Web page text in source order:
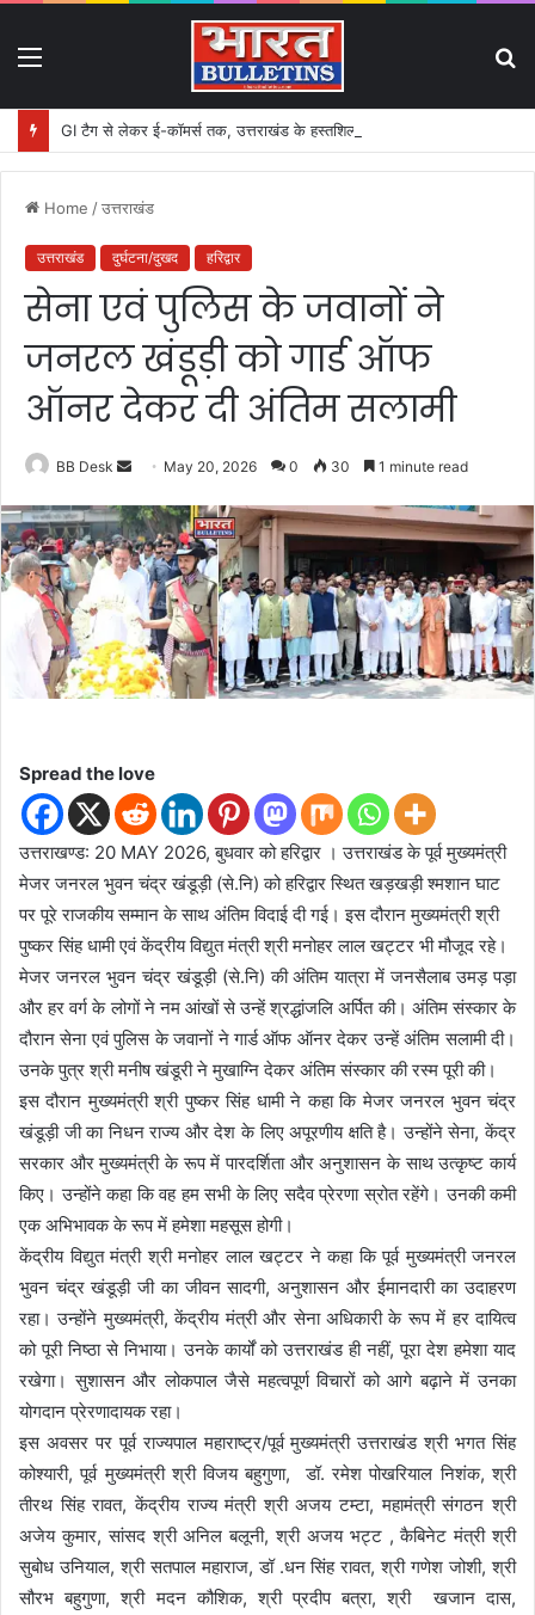
GI टैग से लेकर ई-कॉमर्स तक, उत्तराखंड के हस्तशिल्प को मिलेगा बड़ा बढ़ावा
Home /उत्तराखंड
उत्तराखंड दुर्घटना/दुखद हरिद्वार
सेना एवं पुलिस के जवानों ने
जनरल खंडूड़ी को गार्ड ऑफ
ऑनर देकर दी अंतिम सलामी
BB Desk
n
d
n
m
a
May 20, 2026 0 30 1 minute read
Spread the love
उत्तराखण्ड: 20 MAY 2026, बुधवार को हरिद्वार । उत्तराखंड के पूर्व मुख्यमंत्री
मेजर जनरल भुवन चंद्र खंडूड़ी (से.नि) को हरिद्वार स्थित खड़खड़ी श्मशान घाट
पर पूरे राजकीय सम्मान के साथ अंतिम विदाई दी गई। इस दौरान मुख्यमंत्री श्री
पुष्कर सिंह धामी एवं केंद्रीय विद्युत मंत्री श्री मनोहर लाल खट्टर भी मौजूद रहे।
मेजर जनरल भुवन चंद्र खंडूड़ी (से.नि) की अंतिम यात्रा में जनसैलाब उमड़ पड़ा
और हर वर्ग के लोगों ने नम आंखों से उन्हें श्रद्धांजलि अर्पित की। अंतिम संस्कार के
दौरान सेना एवं पुलिस के जवानों ने गार्ड ऑफ ऑनर देकर उन्हें अंतिम सलामी दी।
उनके पुत्र श्री मनीष खंडूरी ने मुखाग्नि देकर अंतिम संस्कार की रस्म पूरी की।
इस दौरान मुख्यमंत्री श्री पुष्कर सिंह धामी ने कहा कि मेजर जनरल भुवन चंद्र
खंडूड़ी जी का निधन राज्य और देश के लिए अपूरणीय क्षति है। उन्होंने सेना, केंद्र
सरकार और मुख्यमंत्री के रूप में पारदर्शिता और अनुशासन के साथ उत्कृष्ट कार्य
किए। उन्होंने कहा कि वह हम सभी के लिए सदैव प्रेरणा स्रोत रहेंगे। उनकी कमी
एक अभिभावक के रूप में हमेशा महसूस होगी।
केंद्रीय विद्युत मंत्री श्री मनोहर लाल खट्टर ने कहा कि पूर्व मुख्यमंत्री जनरल
भुवन चंद्र खंडूड़ी जी का जीवन सादगी, अनुशासन और ईमानदारी का उदाहरण
रहा। उन्होंने मुख्यमंत्री, केंद्रीय मंत्री और सेना अधिकारी के रूप में हर दायित्व
को पूरी निष्ठा से निभाया। उनके कार्यों को उत्तराखंड ही नहीं, पूरा देश हमेशा याद
रखेगा। सुशासन और लोकपाल जैसे महत्वपूर्ण विचारों को आगे बढ़ाने में उनका
योगदान प्रेरणादायक रहा।
इस अवसर पर पूर्व राज्यपाल महाराष्ट्र/पूर्व मुख्यमंत्री उत्तराखंड श्री भगत सिंह
कोश्यारी, पूर्व मुख्यमंत्री श्री विजय बहुगुणा, डॉ. रमेश पोखरियाल निशंक, श्री
तीरथ सिंह रावत, केंद्रीय राज्य मंत्री श्री अजय टम्टा, महामंत्री संगठन श्री
अजेय कुमार, सांसद श्री अनिल बलूनी, श्री अजय भट्ट , कैबिनेट मंत्री श्री
सुबोध उनियाल, श्री सतपाल महाराज, डॉ .धन सिंह रावत, श्री गणेश जोशी, श्री
सौरभ बहुगुणा, श्री मदन कौशिक, श्री प्रदीप बत्रा, श्री खजान दास,